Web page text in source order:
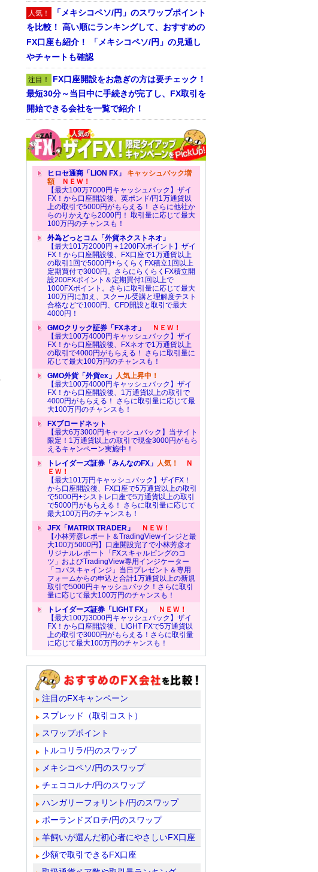
人気！ 「メキシコペソ/円」のスワップポイント
を比較！ 高い順にランキングして、おすすめの
FX口座も紹介！ 「メキシコペソ/円」の見通し
やチャートも確認
注目！ FX口座開設をお急ぎの方は要チェック！
最短30分～当日中に手続きが完了し、FX取引を
開始できる会社を一覧で紹介！
ヒロセ通商「LION FX」 キャッシュバック増
額ＮＥＷ！
【最大100万7000円キャッシュバック】ザイ
FX！から口座開設後、英ポンド/円1万通貨以
上の取引で5000円がもらえる！ さらに他社か
らのりかえなら2000円！ 取引量に応じて最大
100万円のチャンスも！
外為どっとコム「外貨ネクストネオ」
【最大101万2000円＋1200FXポイント】ザイ
FX！から口座開設後、FX口座で1万通貨以上
の取引1回で5000円+らくらくFX積立1回以上
定期買付で3000円。さらにらくらくFX積立開
設200FXポイント＆定期買付1回以上で
1000FXポイント。さらに取引量に応じて最大
100万円に加え、スクール受講と理解度テスト
合格などで1000円、CFD開設と取引で最大
4000円！
GMOクリック証券「FXネオ」
ＮＥＷ！
【最大100万4000円キャッシュバック】ザイ
FX！から口座開設後、FXネオで1万通貨以上
の取引で4000円がもらえる！ さらに取引量に
応じて最大100万円のチャンスも！
GMO外貨「外貨ex」 人気上昇中！
【最大100万4000円キャッシュバック】ザイ
FX！から口座開設後、1万通貨以上の取引で
4000円がもらえる！ さらに取引量に応じて最
大100万円のチャンスも！
FXブロードネット
【最大6万3000円キャッシュバック】当サイト
限定！1万通貨以上の取引で現金3000円がもら
えるキャンペーン実施中！
トレイダーズ証券「みんなのFX」 人気！
Ｎ
ＥＷ！
【最大101万円キャッシュバック】ザイFX！
から口座開設後、FX口座で5万通貨以上の取引
で5000円+シストレ口座で5万通貨以上の取引
で5000円がもらえる！ さらに取引量に応じて
最大100万円のチャンスも！
JFX「MATRIX TRADER」
ＮＥＷ！
【小林芳彦レポート＆TradingViewインジと最
大100万5000円】口座開設完了で小林芳彦オ
リジナルレポート「FXスキャルピングのコ
ツ」およびTradingView専用インジケーター
「コバスキャインジ」当日プレゼント＆専用
フォームからの申込と合計1万通貨以上の新規
取引で5000円キャッシュバック！さらに取引
量に応じて最大100万円のチャンスも！
トレイダーズ証券「LIGHT FX」
ＮＥＷ！
【最大100万3000円キャッシュバック】ザイ
FX！から口座開設後、LIGHT FXで5万通貨以
上の取引で3000円がもらえる！さらに取引量
に応じて最大100万円のチャンスも！
注目のFXキャンペーン
スプレッド（取引コスト）
スワップポイント
トルコリラ/円のスワップ
メキシコペソ/円のスワップ
チェココルナ/円のスワップ
ハンガリーフォリント/円のスワップ
ポーランドズロチ/円のスワップ
羊飼いが選んだ初心者にやさしいFX口座
少額で取引できるFX口座